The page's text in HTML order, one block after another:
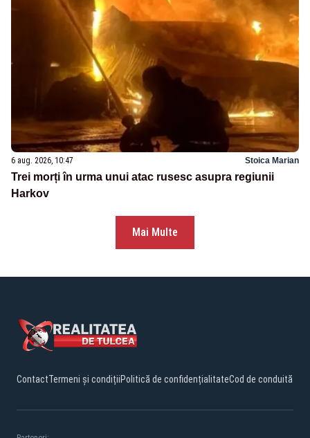
6 aug. 2026, 10:47 Stoica Marian
Trei morți în urma unui atac rusesc asupra regiunii
Harkov
Mai Multe
ContactTermeni și condițiiPolitică de confidențialitateCod de conduită